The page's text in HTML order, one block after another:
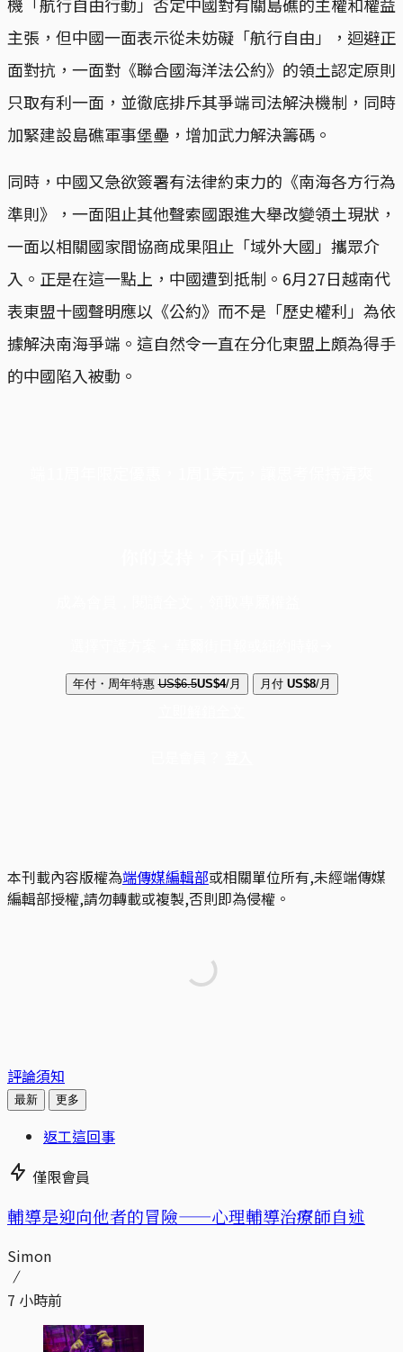
主張，但中國一面表示從未妨礙「航行自由」，迴避正
面對抗，一面對《聯合國海洋法公約》的領土認定原則
只取有利一面，並徹底排斥其爭端司法解決機制，同時
加緊建設島礁軍事堡壘，增加武力解決籌碼。
同時，中國又急欲簽署有法律約束力的《南海各方行為
準則》，一面阻止其他聲索國跟進大舉改變領土現狀，
一面以相關國家間協商成果阻止「域外大國」攜眾介
入。正是在這一點上，中國遭到抵制。6月27日越南代
表東盟十國聲明應以《公約》而不是「歷史權利」為依
據解決南海爭端。這自然令一直在分化東盟上頗為得手
的中國陷入被動。
年付・周年特惠 US$6.5US$4/月 月付 US$8/月
本刊載內容版權為端傳媒編輯部或相關單位所有,未經端傳媒
編輯部授權,請勿轉載或複製,否則即為侵權。
評論須知
最新 更多
返工這回事
僅限會員
輔導是迎向他者的冒險——心理輔導治療師自述
Simon
7 小時前